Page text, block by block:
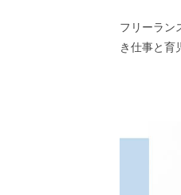
フリーラン
き仕事と育